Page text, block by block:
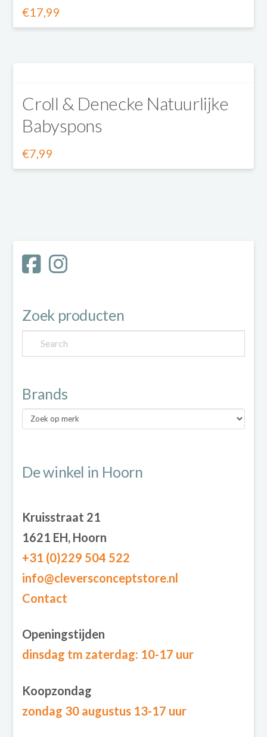
de
productpagina
€17,99
Croll & Denecke Natuurlijke
Babyspons
€7,99
Zoek producten
Brands
Brands
De winkel in Hoorn
Kruisstraat 21
1621 EH, Hoorn
+31 (0)229 504 522
info@cleversconceptstore.nl
Contact
Openingstijden
dinsdag tm zaterdag: 10-17 uur
Koopzondag
zondag 30 augustus 13-17 uur